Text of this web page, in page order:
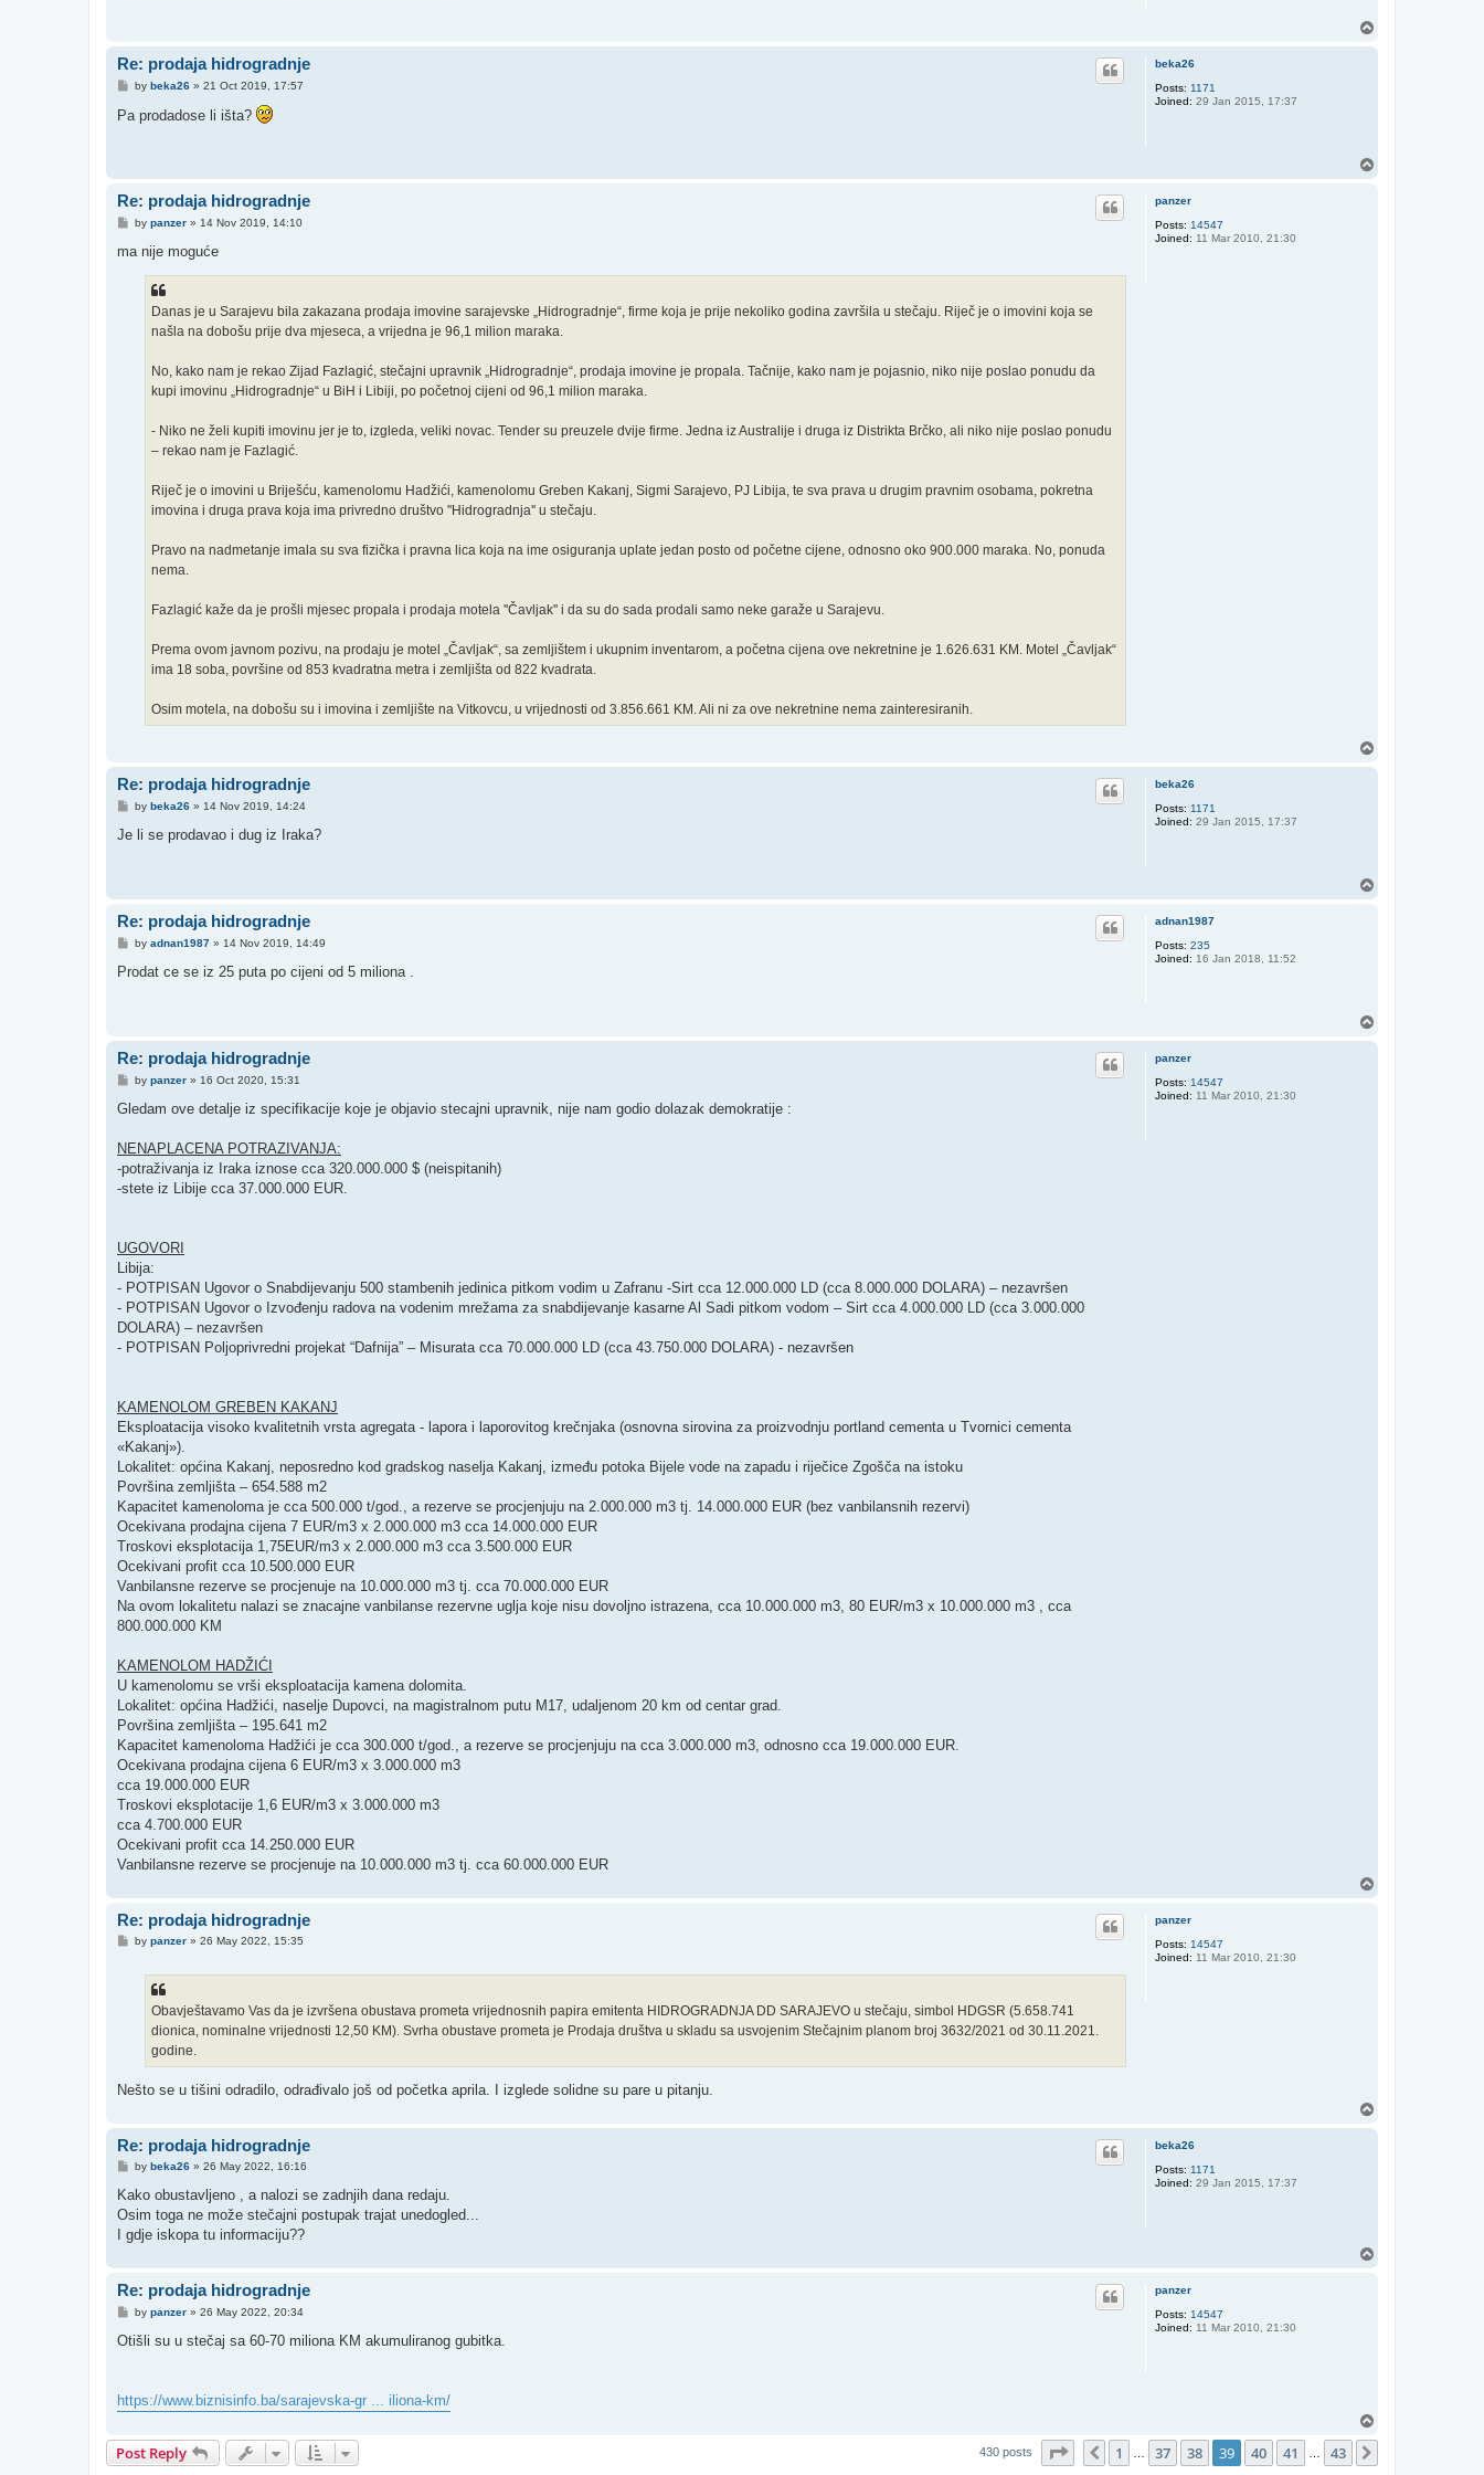
beka26
Posts: 1171
Joined: 29 Jan 2015, 17:37
Re: prodaja hidrogradnje
P
s
t
by beka26» 21 Oct 2019, 17:57
Pa prodadose li išta?
panzer
Posts: 14547
Joined: 11 Mar 2010, 21:30
Re: prodaja hidrogradnje
P
s
by panzer» 14 Nov 2019, 14:10
ma nije moguće
Danas je u Sarajevu bila zakazana prodaja imovine sarajevske „Hidrogradnje“, firme koja je prije nekoliko godina završila u stečaju. Riječ je o imovini koja se
našla na dobošu prije dva mjeseca, a vrijedna je 96,1 milion maraka.
No, kako nam je rekao Zijad Fazlagić, stečajni upravnik „Hidrogradnje“, prodaja imovine je propala. Tačnije, kako nam je pojasnio, niko nije poslao ponudu da
kupi imovinu „Hidrogradnje“ u BiH i Libiji, po početnoj cijeni od 96,1 milion maraka.
- Niko ne želi kupiti imovinu jer je to, izgleda, veliki novac. Tender su preuzele dvije firme. Jedna iz Australije i druga iz Distrikta Brčko, ali niko nije poslao ponudu
– rekao nam je Fazlagić.
Riječ je o imovini u Briješću, kamenolomu Hadžići, kamenolomu Greben Kakanj, Sigmi Sarajevo, PJ Libija, te sva prava u drugim pravnim osobama, pokretna
imovina i druga prava koja ima privredno društvo ''Hidrogradnja'' u stečaju.
Pravo na nadmetanje imala su sva fizička i pravna lica koja na ime osiguranja uplate jedan posto od početne cijene, odnosno oko 900.000 maraka. No, ponuda
nema.
Fazlagić kaže da je prošli mjesec propala i prodaja motela ''Čavljak'' i da su do sada prodali samo neke garaže u Sarajevu.
Prema ovom javnom pozivu, na prodaju je motel „Čavljak“, sa zemljištem i ukupnim inventarom, a početna cijena ove nekretnine je 1.626.631 KM. Motel „Čavljak“
ima 18 soba, površine od 853 kvadratna metra i zemljišta od 822 kvadrata.
Osim motela, na dobošu su i imovina i zemljište na Vitkovcu, u vrijednosti od 3.856.661 KM. Ali ni za ove nekretnine nema zainteresiranih.
beka26
Posts: 1171
Joined: 29 Jan 2015, 17:37
Re: prodaja hidrogradnje
P
s
by beka26» 14 Nov 2019, 14:24
Je li se prodavao i dug iz Iraka?
adnan1987
Posts: 235
Joined: 16 Jan 2018, 11:52
Re: prodaja hidrogradnje
P
s
by adnan1987» 14 Nov 2019, 14:49
Prodat ce se iz 25 puta po cijeni od 5 miliona .
panzer
Posts: 14547
Joined: 11 Mar 2010, 21:30
Re: prodaja hidrogradnje
P
s
by panzer» 16 Oct 2020, 15:31
Gledam ove detalje iz specifikacije koje je objavio stecajni upravnik, nije nam godio dolazak demokratije :
NENAPLACENA POTRAZIVANJA:
-potraživanja iz Iraka iznose cca 320.000.000 $ (neispitanih)
-stete iz Libije cca 37.000.000 EUR.
UGOVORI
Libija:
- POTPISAN Ugovor o Snabdijevanju 500 stambenih jedinica pitkom vodim u Zafranu -Sirt cca 12.000.000 LD (cca 8.000.000 DOLARA) – nezavršen
- POTPISAN Ugovor o Izvođenju radova na vodenim mrežama za snabdijevanje kasarne Al Sadi pitkom vodom – Sirt cca 4.000.000 LD (cca 3.000.000
DOLARA) – nezavršen
- POTPISAN Poljoprivredni projekat “Dafnija” – Misurata cca 70.000.000 LD (cca 43.750.000 DOLARA) - nezavršen
KAMENOLOM GREBEN KAKANJ
Eksploatacija visoko kvalitetnih vrsta agregata - lapora i laporovitog krečnjaka (osnovna sirovina za proizvodnju portland cementa u Tvornici cementa
«Kakanj»).
Lokalitet: općina Kakanj, neposredno kod gradskog naselja Kakanj, između potoka Bijele vode na zapadu i riječice Zgošča na istoku
Površina zemljišta – 654.588 m2
Kapacitet kamenoloma je cca 500.000 t/god., a rezerve se procjenjuju na 2.000.000 m3 tj. 14.000.000 EUR (bez vanbilansnih rezervi)
Ocekivana prodajna cijena 7 EUR/m3 x 2.000.000 m3 cca 14.000.000 EUR
Troskovi eksplotacija 1,75EUR/m3 x 2.000.000 m3 cca 3.500.000 EUR
Ocekivani profit cca 10.500.000 EUR
Vanbilansne rezerve se procjenuje na 10.000.000 m3 tj. cca 70.000.000 EUR
Na ovom lokalitetu nalazi se znacajne vanbilanse rezervne uglja koje nisu dovoljno istrazena, cca 10.000.000 m3, 80 EUR/m3 x 10.000.000 m3 , cca
800.000.000 KM
KAMENOLOM HADŽIĆI
U kamenolomu se vrši eksploatacija kamena dolomita.
Lokalitet: općina Hadžići, naselje Dupovci, na magistralnom putu M17, udaljenom 20 km od centar grad.
Površina zemljišta – 195.641 m2
Kapacitet kamenoloma Hadžići je cca 300.000 t/god., a rezerve se procjenjuju na cca 3.000.000 m3, odnosno cca 19.000.000 EUR.
Ocekivana prodajna cijena 6 EUR/m3 x 3.000.000 m3
cca 19.000.000 EUR
Troskovi eksplotacije 1,6 EUR/m3 x 3.000.000 m3
cca 4.700.000 EUR
Ocekivani profit cca 14.250.000 EUR
Vanbilansne rezerve se procjenuje na 10.000.000 m3 tj. cca 60.000.000 EUR
panzer
Posts: 14547
Joined: 11 Mar 2010, 21:30
Re: prodaja hidrogradnje
Pby panzer» 26 May 2022, 15:35
Obavještavamo Vas da je izvršena obustava prometa vrijednosnih papira emitenta HIDROGRADNJA DD SARAJEVO u stečaju, simbol HDGSR (5.658.741
dionica, nominalne vrijednosti 12,50 KM). Svrha obustave prometa je Prodaja društva u skladu sa usvojenim Stečajnim planom broj 3632/2021 od 30.11.2021.
godine.
Nešto se u tišini odradilo, odrađivalo još od početka aprila. I izglede solidne su pare u pitanju.
beka26
Posts: 1171
Joined: 29 Jan 2015, 17:37
Re: prodaja hidrogradnje
P
s
by beka26» 26 May 2022, 16:16
Kako obustavljeno , a nalozi se zadnjih dana redaju.
Osim toga ne može stečajni postupak trajat unedogled...
I gdje iskopa tu informaciju??
panzer
Posts: 14547
Joined: 11 Mar 2010, 21:30
Re: prodaja hidrogradnje
P
s
by panzer» 26 May 2022, 20:34
Otišli su u stečaj sa 60-70 miliona KM akumuliranog gubitka.
https://www.biznisinfo.ba/sarajevska-gr ... iliona-km/
Post Reply 430 posts Page 39 of43
Previous
1 37 38 39 40 41 43